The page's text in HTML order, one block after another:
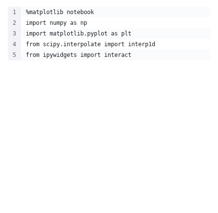
%matplotlib notebook
import numpy as np
import matplotlib.pyplot as plt
from scipy.interpolate import interp1d
from ipywidgets import interact